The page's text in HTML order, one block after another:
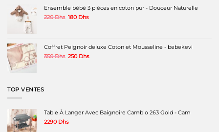
produit
du
230 Dhs.180 Dhs.
Ensemble bébé 3 pièces en coton pur - Douceur Naturelle
220Dhs Le
220 Dhs.
180 DhsLe
180 Dhs.
Coffret Peignoir deluxe Coton et Mousseline - bebekevi
350Dhs Le
250 DhsLe
TOP VENTES
Table À Langer Avec Baignoire Cambio 263 Gold - Cam
2290 Dhs